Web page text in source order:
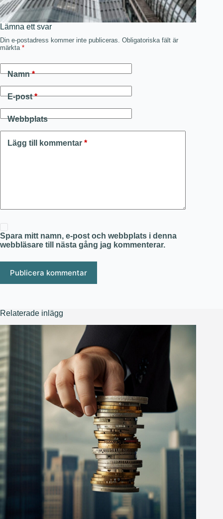
Lämna ett svar
Din e-postadress kommer inte publiceras. Obligatoriska fält är
märkta *
Namn*
E-post*
Webbplats
Lägg till kommentar *
Spara mitt namn, e-post och webbplats i denna
webbläsare till nästa gång jag kommenterar.
Publicera kommentar
Relaterade inlägg